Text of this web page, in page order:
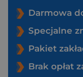
Darmowa
Specjalne
Pakiet
Brak opłat